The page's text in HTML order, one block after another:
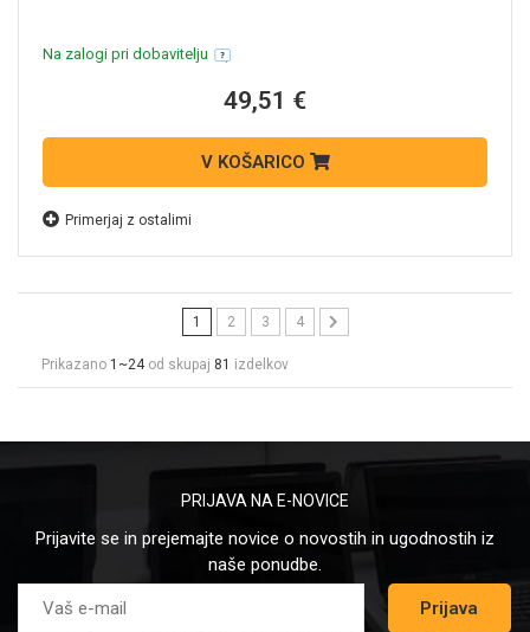
Na zalogi pri dobavitelju
49,51 €
V KOŠARICO
Primerjaj z ostalimi
1 2 3 4
Prikazano 1~24od skupaj 81 izdelkov
PRIJAVA NA E-NOVICE
Prijavite se in prejemajte novice o novostih in ugodnostih iz
naše ponudbe.
Prijava